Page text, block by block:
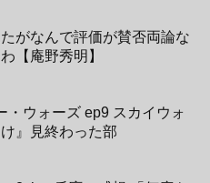
がなんで評価が賛否両論な
【庵野秀明】
・ウォーズ ep9 スカイウォ
』見終わった部